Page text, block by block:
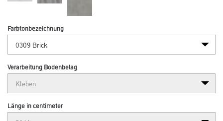
Farbtonbezeichnung
Verarbeitung Bodenbelag
Länge in centimeter